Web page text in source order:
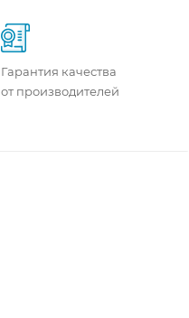
Гарантия качества
от производителей